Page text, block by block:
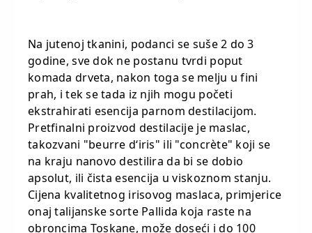
Na jutenoj tkanini, podanci se suše 2 do 3
godine, sve dok ne postanu tvrdi poput
komada drveta, nakon toga se melju u fini
prah, i tek se tada iz njih mogu početi
ekstrahirati esencija parnom destilacijom.
Pretfinalni proizvod destilacije je maslac,
takozvani "beurre d‘iris" ili "concrète" koji se
na kraju nanovo destilira da bi se dobio
apsolut, ili čista esencija u viskoznom stanju.
Cijena kvalitetnog irisovog maslaca, primjerice
onaj talijanske sorte Pallida koja raste na
obroncima Toskane, može doseći i do 100